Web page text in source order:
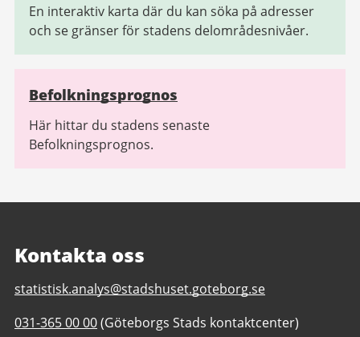
En interaktiv karta där du kan söka på adresser
och se gränser för stadens delområdesnivåer.
Befolkningsprognos
Här hittar du stadens senaste
Befolkningsprognos.
Kontakta oss
E-
till
statistisk.analys@stadshuset.goteborg.se
Telefonnummer
031-365 00 00(Göteborgs Stads kontaktcenter)